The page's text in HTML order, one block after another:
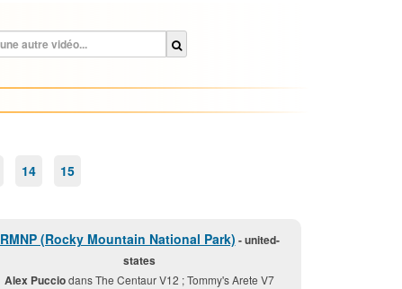
14 15
RMNP (Rocky Mountain National Park) - united-
states
Alex Pucciodans The Centaur V12 ; Tommy's Arete V7